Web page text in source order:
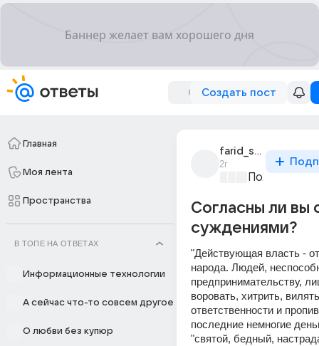
Создать пост
Главная
Моя лента
Пространства
В ТОПЕ НА ОТВЕТАХ
Информационные технологии
А сейчас что-то совсем другое
О любви без купюр
farid_sultanov_52
2г
Согласны ли вы
суждениями?
"Действующая власть -
народа. Людей,
предпринимательству,
воровать, хитрить,
ответственности и
последние немногие
"святой, бедный,